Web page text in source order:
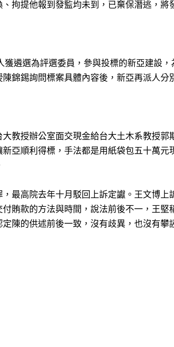
拘提他報到發監均未到，已棄保潛逃，將
遴選為評選委員，參與投標的新亞建設，
錦錫詢問標案具體內容後，新亞再派人分
教授辦公室面交現金給台大土木系教授郭
亞順利得標，手法都是用紙袋包五十萬元
最高院去年十月駁回上訴定讞。王文博上
賄款的方法與時間，說法前後不一，王堅
陳的供述前後一致，沒有歧異，也沒有攀